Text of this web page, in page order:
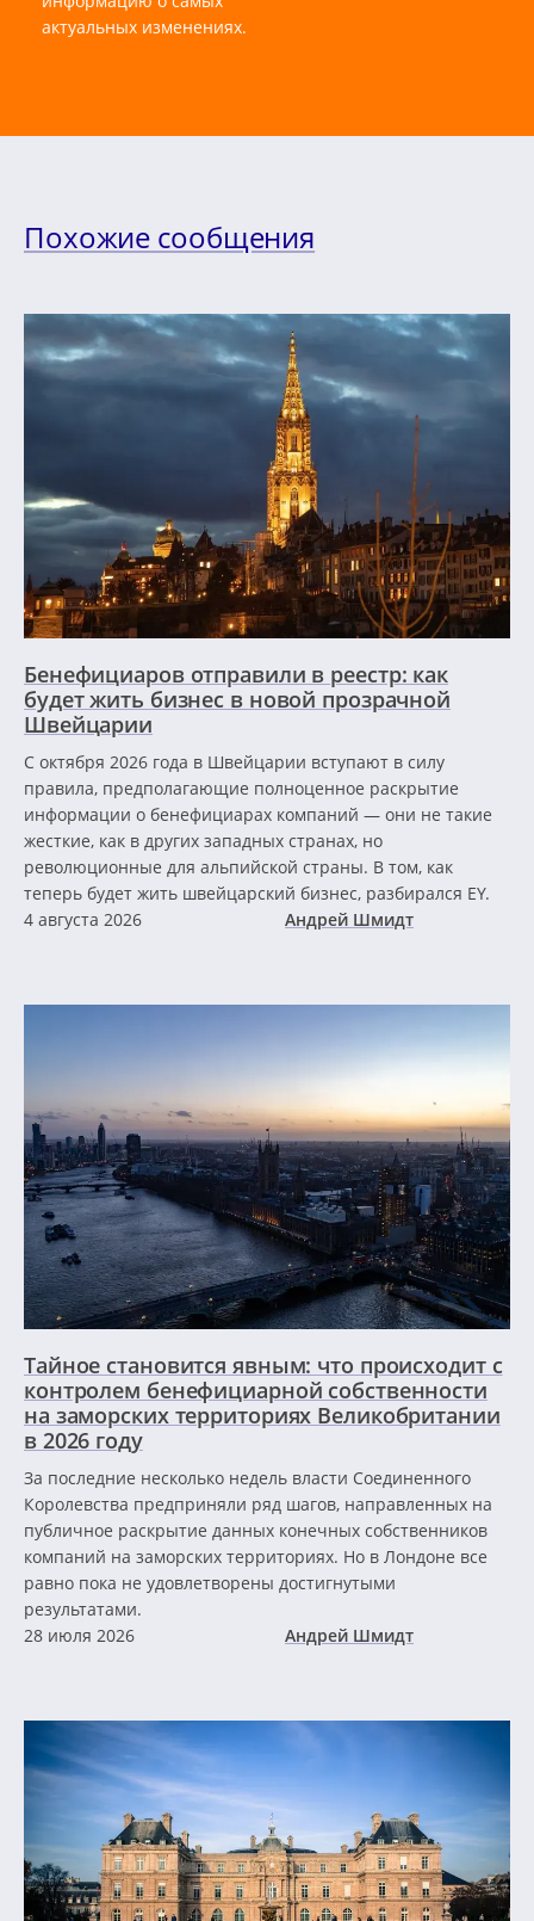
актуальных изменениях.
Похожие сообщения
Бенефициаров отправили в реестр: как
будет жить бизнес в новой прозрачной
Швейцарии
С октября 2026 года в Швейцарии вступают в силу
правила, предполагающие полноценное раскрытие
информации о бенефициарах компаний — они не такие
жесткие, как в других западных странах, но
революционные для альпийской страны. В том, как
теперь будет жить швейцарский бизнес, разбирался EY.
4 августа 2026
Андрей Шмидт
Тайное становится явным: что происходит с
контролем бенефициарной собственности
на заморских территориях Великобритании
в 2026 году
За последние несколько недель власти Соединенного
Королевства предприняли ряд шагов, направленных на
публичное раскрытие данных конечных собственников
компаний на заморских территориях. Но в Лондоне все
равно пока не удовлетворены достигнутыми
результатами.
28 июля 2026
Андрей Шмидт